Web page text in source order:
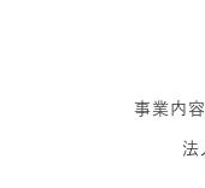
事業内容
法